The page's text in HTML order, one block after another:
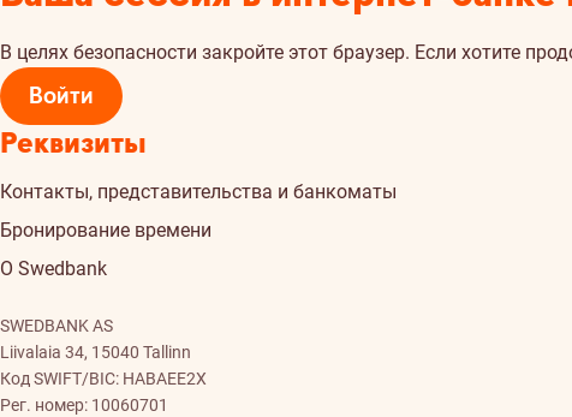
В целях безопасности закройте этот браузер. Если хотите
Войти
Реквизиты
Контакты, представительства и банкоматы
Бронирование времени
О Swedbank
SWEDBANK AS
Liivalaia 34, 15040 Tallinn
Код SWIFT/BIC: HABAEE2X
Рег. номер: 10060701